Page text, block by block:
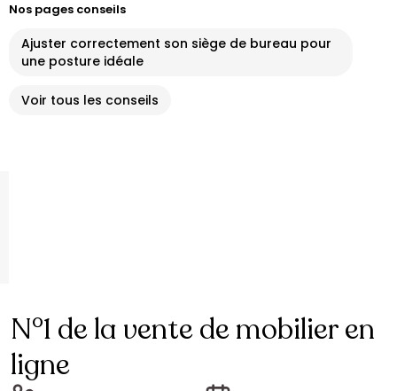
Nos pages conseils
Ajuster correctement son siège de bureau pour
une posture idéale
Voir tous les conseils
N°1 de la vente de mobilier en
ligne